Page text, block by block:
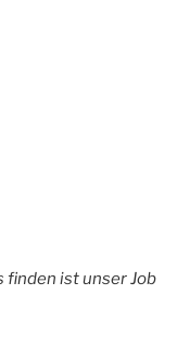
finden ist unser Job